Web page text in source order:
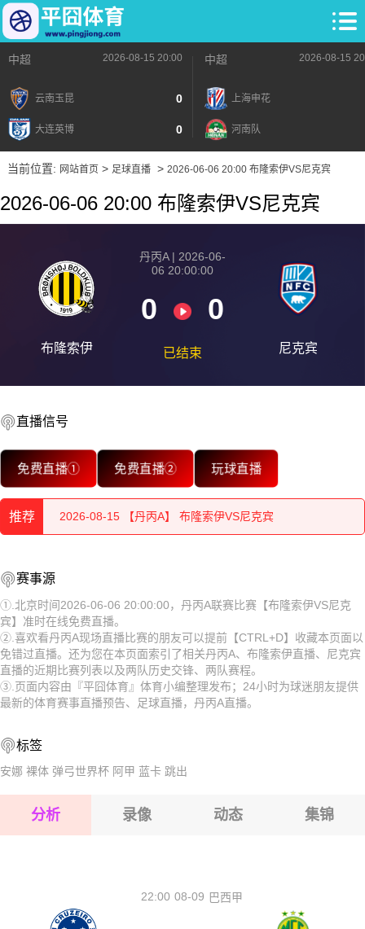
中超 2026-08-15 20:00
云南玉昆 0
大连英博 0
中超 2026-08-15
上海申花
河南队
当前位置: 网站首页> 足球直播> 2026-06-06 20:00 布隆索伊VS尼克宾
2026-06-06 20:00 布隆索伊VS尼克宾
布隆索伊
丹丙A | 2026-06-
06 20:00:00
0 0
已结束 尼克宾
直播信号
免费直播① 免费直播② 玩球直播
推荐
2026-08-15 【丹丙A】 布隆索伊VS尼克宾
2026-08-15 【丹丙A】 布隆索伊VS尼克宾
2026-08-15 【丹丙A】 布隆索伊VS尼克宾
2026-08-15 【丹丙A】 布隆索伊VS尼克宾
2026-08-15 【丹丙A】 布隆索伊VS尼克宾
2026-08-15 【丹丙A】 布隆索伊VS尼克宾
2026-08-15 【丹丙A】 布隆索伊VS尼克宾
2026-08-15 【丹丙A】 布隆索伊VS尼克宾
2026-08-15 【丹丙A】 布隆索伊VS尼克宾
赛事源
①.北京时间2026-06-06 20:00:00，丹丙A联赛比赛【布隆索伊VS尼克
宾】准时在线免费直播。
②.喜欢看丹丙A现场直播比赛的朋友可以提前【CTRL+D】收藏本页面以
免错过直播。还为您在本页面索引了相关丹丙A、布隆索伊直播、尼克宾
直播的近期比赛列表以及两队历史交锋、两队赛程。
③.页面内容由『平囧体育』体育小编整理发布；24小时为球迷朋友提供
最新的体育赛事直播预告、足球直播，丹丙A直播。
标签
安娜 裸体 弹弓世界杯 阿甲 蓝卡 跳出
分析 录像 动态 集锦
08-09
22:00 巴西甲